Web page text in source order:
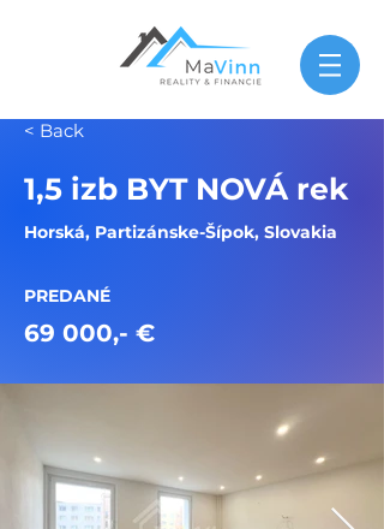
< Back
1,5 izb BYT NOVÁ rek
Horská, Partizánske-Šípok, Slovakia
PREDANÉ
69 000,- €